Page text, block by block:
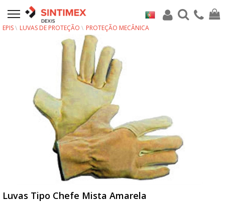
EPIS LUVAS DE PROTEÇÃO PROTEÇÃO MECÂNICA
Luvas Tipo Chefe Mista Amarela